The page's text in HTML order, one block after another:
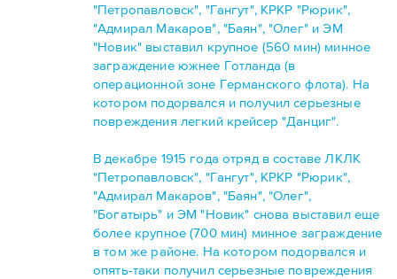
"Петропавловск", "Гангут", КРКР "Рюрик",
"Адмирал Макаров", "Баян", "Олег" и ЭМ
"Новик" выставил крупное (560 мин) минное
заграждение южнее Готланда (в
операционной зоне Германского флота). На
котором подорвался и получил серьезные
повреждения легкий крейсер "Данциг".
В декабре 1915 года отряд в составе ЛКЛК
"Петропавловск", "Гангут", КРКР "Рюрик",
"Адмирал Макаров", "Баян", "Олег",
"Богатырь" и ЭМ "Новик" снова выставил еще
более крупное (700 мин) минное заграждение
в том же районе. На котором подорвался и
опять-таки получил серьезные повреждения